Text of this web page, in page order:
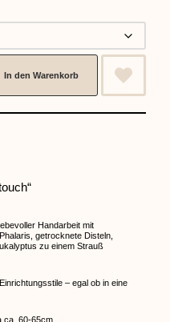
In den Warenkorb
Handarbeit mit
getrocknete Disteln,
zu einem Strauß
– egal ob in eine
ca. 60-65cm.